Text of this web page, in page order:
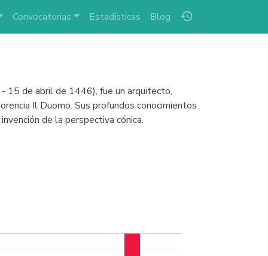
history
Convocatorias Estadísticas Blog
15 de abril de 1446), fue un arquitecto,
Il Duomo. Sus profundos conocimientos
de la perspectiva cónica.